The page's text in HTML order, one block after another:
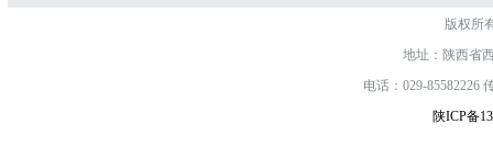
版权所
地址：陕西省
电话：029-85582226
陕ICP备